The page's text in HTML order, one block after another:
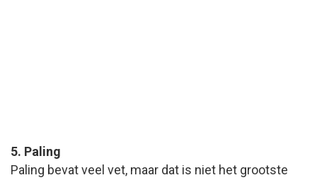
5. Paling
Paling bevat veel vet, maar dat is niet het grootste